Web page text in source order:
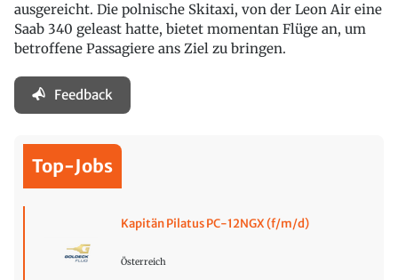
ausgereicht. Die polnische Skitaxi, von der Leon Air eine
Saab 340 geleast hatte, bietet momentan Flüge an, um
betroffene Passagiere ans Ziel zu bringen.
Feedback
Top-Jobs
Kapitän Pilatus PC-12NGX (f/m/d)
Österreich